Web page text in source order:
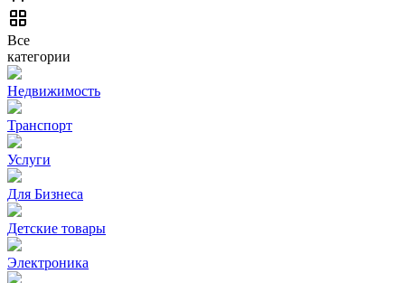
Все
категории
Недвижимость
Транспорт
Услуги
Для Бизнеса
Детские товары
Электроника